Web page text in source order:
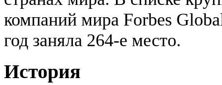
компаний мира Forbes
год заняла 264-е место.
История